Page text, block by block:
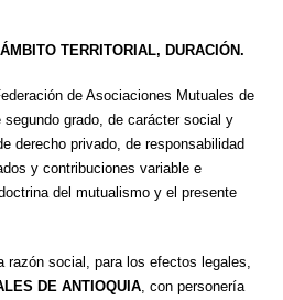
TERRITORIAL, DURACIÓN.
de Asociaciones Mutuales de
grado, de carácter social y
derecho privado, de responsabilidad
y contribuciones variable e
del mutualismo y el presente
razón social, para los efectos legales,
DE ANTIOQUIA , con personería